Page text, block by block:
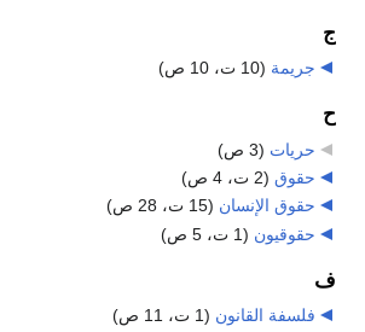
ج
جريمة (10 ت، 10 ص)
ح
حريات (3 ص)
حقوق (2 ت، 4 ص)
حقوق الإنسان (15 ت، 28 ص)
حقوقيون (1 ت، 5 ص)
ف
فلسفة القانون (1 ت، 11 ص)